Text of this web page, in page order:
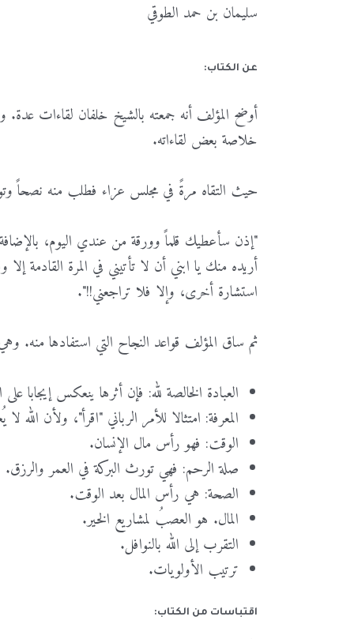
سليمان بن حمد الطوقي
عن الكتاب:
أوضح المؤلف أنه جمعته بالشيخ خلفان لقاءات عدة.
خلاصة بعض لقاءاته.
حيث التقاه مرةً في مجلس عزاء فطلب منه نصحاً
"إذن سأعطيك قلماً وورقة من عندي اليوم، بالإضافة
أريده منك يا ابني أن لا تأتيني في المرة القادمةإلا
استشارة أخرى، وإلا فلا تراجعني!!".
ثم ساق المؤلف قواعد النجاح التي استفادها منه.
العبادة الخالصة لله: فإن أثرها ينعكس إيجاباعلى
المعرفة: امتثالا للأمر الرباني "اقرأ"، ولأن الله لا
الوقت: فهو رأس مال الإنسان.
صلة الرحم: فهي تورث البركة في العمر والرزق.
الصحة: هي رأس المال بعد الوقت.
المال. هو العصبُ لمشاريع الخير.
التقرب إلى الله بالنوافل.
ترتيب الأولويات.
اقتباسات من الكتاب: